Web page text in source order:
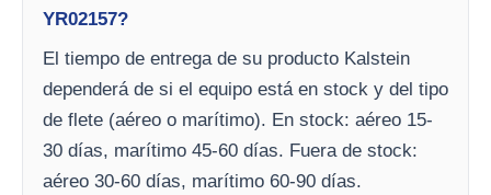
YR02157?
El tiempo de entrega de su producto Kalstein
dependerá de si el equipo está en stock y del tipo
de flete (aéreo o marítimo). En stock: aéreo 15-
30 días, marítimo 45-60 días. Fuera de stock:
aéreo 30-60 días, marítimo 60-90 días.